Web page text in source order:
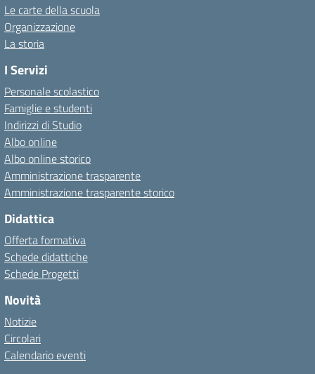
Le carte della scuola
Organizzazione
La storia
I Servizi
Personale scolastico
Famiglie e studenti
Indirizzi di Studio
Albo online
Albo online storico
Amministrazione trasparente
Amministrazione trasparente storico
Didattica
Offerta formativa
Schede didattiche
Schede Progetti
Novità
Notizie
Circolari
Calendario eventi